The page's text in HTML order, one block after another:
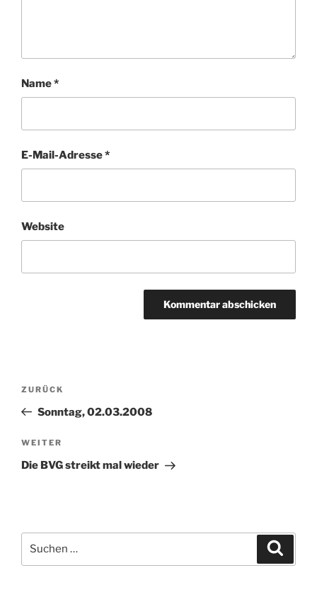
Name*
E-Mail-Adresse*
Website
Beitragsnavigation
Vorheriger
Beitrag
ZURÜCK
Sonntag, 02.03.2008
Nächster
Beitrag
WEITER
Die BVG streikt mal wieder
nach: